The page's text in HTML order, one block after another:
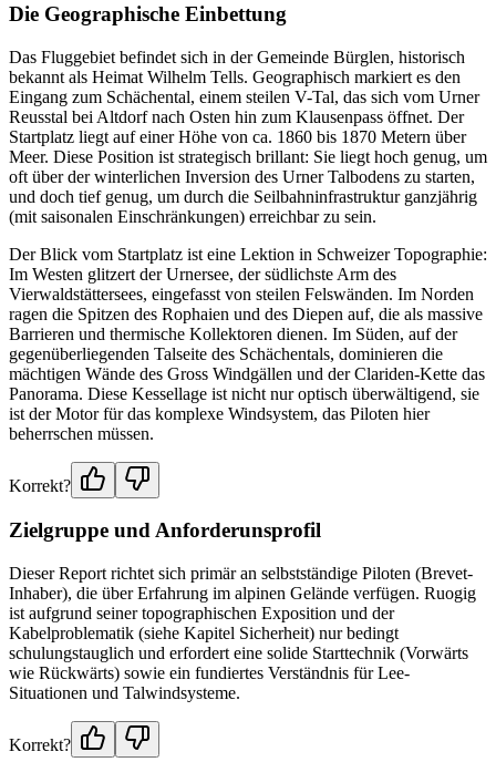
Die Geographische Einbettung
Das Fluggebiet befindet sich in der Gemeinde Bürglen, historisch
bekannt als Heimat Wilhelm Tells. Geographisch markiert es den
Eingang zum Schächental, einem steilen V-Tal, das sich vom Urner
Reusstal bei Altdorf nach Osten hin zum Klausenpass öffnet. Der
Startplatz liegt auf einer Höhe von ca. 1860 bis 1870 Metern über
Meer. Diese Position ist strategisch brillant: Sie liegt hoch genug, um
oft über der winterlichen Inversion des Urner Talbodens zu starten,
und doch tief genug, um durch die Seilbahninfrastruktur ganzjährig
(mit saisonalen Einschränkungen) erreichbar zu sein.
Der Blick vom Startplatz ist eine Lektion in Schweizer Topographie:
Im Westen glitzert der Urnersee, der südlichste Arm des
Vierwaldstättersees, eingefasst von steilen Felswänden. Im Norden
ragen die Spitzen des Rophaien und des Diepen auf, die als massive
Barrieren und thermische Kollektoren dienen. Im Süden, auf der
gegenüberliegenden Talseite des Schächentals, dominieren die
mächtigen Wände des Gross Windgällen und der Clariden-Kette das
Panorama. Diese Kessellage ist nicht nur optisch überwältigend, sie
ist der Motor für das komplexe Windsystem, das Piloten hier
beherrschen müssen.
Korrekt?
Zielgruppe und Anforderunsprofil
Dieser Report richtet sich primär an selbstständige Piloten (Brevet-
Inhaber), die über Erfahrung im alpinen Gelände verfügen. Ruogig
ist aufgrund seiner topographischen Exposition und der
Kabelproblematik (siehe Kapitel Sicherheit) nur bedingt
schulungstauglich und erfordert eine solide Starttechnik (Vorwärts
wie Rückwärts) sowie ein fundiertes Verständnis für Lee-
Situationen und Talwindsysteme.
Korrekt?